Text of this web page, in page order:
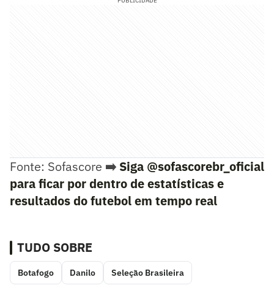
Fonte: Sofascore ➡️ Siga @sofascorebr_oficial
para ficar por dentro de estatísticas e
resultados do futebol em tempo real
TUDO SOBRE
Botafogo Danilo Seleção Brasileira